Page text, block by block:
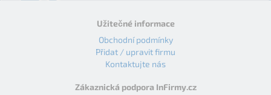
Užitečné informace
Obchodní podmínky
Přidat / upravit firmu
Kontaktujte nás
Zákaznická podpora InFirmy.cz